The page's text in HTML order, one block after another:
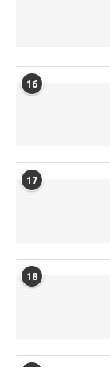
16
17
18